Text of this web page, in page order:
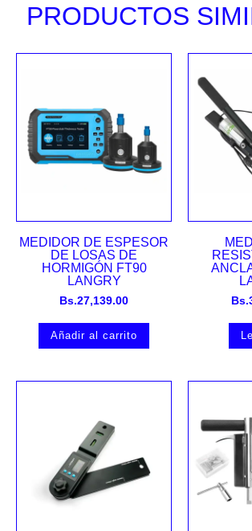
PRODUCTOS
MEDIDOR DE ESPESOR
DE LOSAS DE
HORMIGÓN FT90
LANGRY
Bs.27,139.00
Añadir al carrito
Bs.